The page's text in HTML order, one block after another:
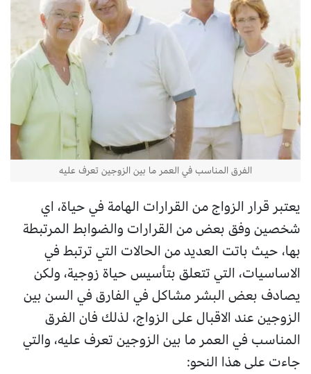
الفرق المناسب في العمر ما بين الزوجين تعرف عليه
يعتبر قرار الزواج من القرارات الهامة في حياة، اي
شخصين وفق بعض من القرارات والضوابط المرتبطة
بها، حيث باتت العديد من الحالات التي ترتبط في
الاساسيات، التي تتعلق بتأسيس حياة زوجية، ولكن
يصادف بعض البشر مشاكل في الفارق في السن بين
الزوجين عند الاقبال على الزواج، لذلك فان الفرق
المناسب في العمر ما بين الزوجين تعرف عليه، والتي
جاءت على هذا النحو: